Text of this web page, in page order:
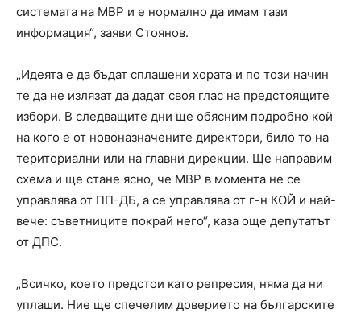
системата на МВР и е нормално да имам тази
информация“, заяви Стоянов.
„Идеята е да бъдат сплашени хората и по този начин
те да не излязат да дадат своя глас на предстоящите
избори. В следващите дни ще обясним подробно кой
на кого е от новоназначените директори, било то на
териториални или на главни дирекции. Ще направим
схема и ще стане ясно, че МВР в момента не се
управлява от ПП-ДБ, а се управлява от г-н КОЙ и най-
вече: съветниците покрай него“, каза още депутатът
от ДПС.
„Всичко, което предстои като репресия, няма да ни
уплаши. Ние ще спечелим доверието на българските